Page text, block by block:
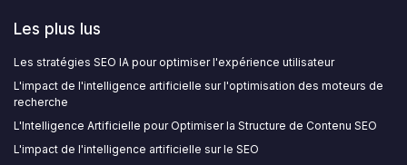
Les plus lus
Les stratégies SEO IA pour optimiser l'expérience utilisateur
L'impact de l'intelligence artificielle sur l'optimisation des moteurs de
recherche
L'Intelligence Artificielle pour Optimiser la Structure de Contenu SEO
L'impact de l'intelligence artificielle sur le SEO